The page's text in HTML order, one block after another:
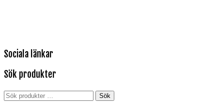
Sociala länkar
Sök produkter
Sök
Sök